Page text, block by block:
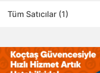
Tüm Satıcılar (1)